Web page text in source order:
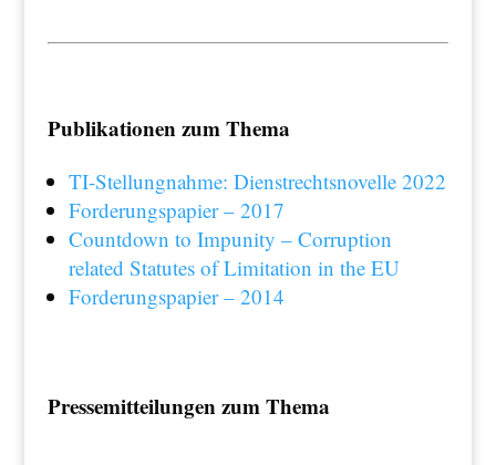
Publikationen zum Thema
TI-Stellungnahme: Dienstrechtsnovelle 2022
Forderungspapier – 2017
Countdown to Impunity – Corruption
related Statutes of Limitation in the EU
Forderungspapier – 2014
Pressemitteilungen zum Thema